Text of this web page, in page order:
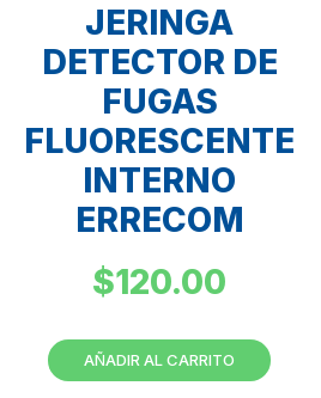
JERINGA
DETECTOR DE
FUGAS
FLUORESCENTE
INTERNO
ERRECOM
$120.00
AÑADIR AL CARRITO